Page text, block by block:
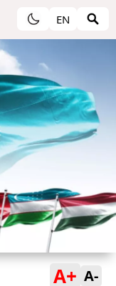
EN
A+ A-